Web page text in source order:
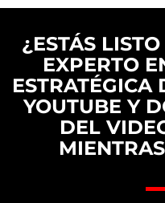
¿ESTÁS
EXPERTO
ESTRATÉGICA
YOUTUBE Y
DEL